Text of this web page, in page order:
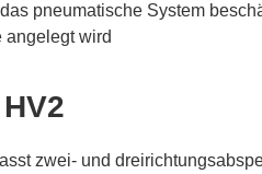
pneumatische System
angelegt wird
zwei- und